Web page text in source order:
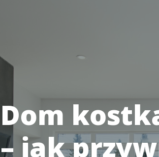
Dom
– jak